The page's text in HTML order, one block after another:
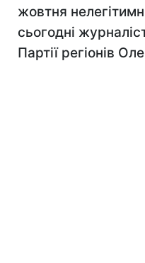
жовтня
сьогодні
Партії регіонів